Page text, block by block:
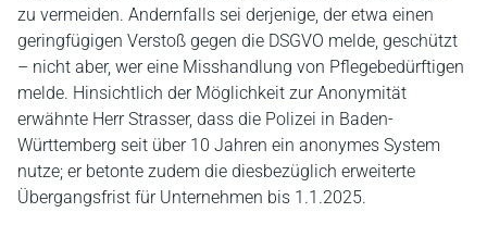
zu vermeiden. Andernfalls sei derjenige, der etwa einen
geringfügigen Verstoß gegen die DSGVO melde, geschützt
– nicht aber, wer eine Misshandlung von Pflegebedürftigen
melde. Hinsichtlich der Möglichkeit zur Anonymität
erwähnte Herr Strasser, dass die Polizei in Baden-
Württemberg seit über 10 Jahren ein anonymes System
nutze; er betonte zudem die diesbezüglich erweiterte
Übergangsfrist für Unternehmen bis 1.1.2025.